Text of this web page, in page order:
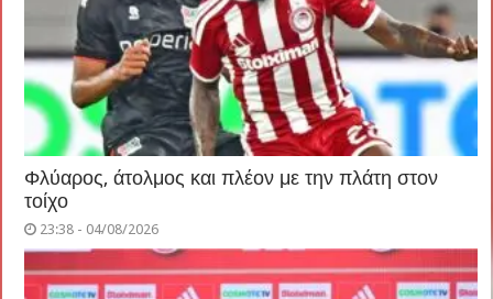
Φλύαρος, άτολμος και πλέον με την πλάτη στον
τοίχο
23:38 - 04/08/2026